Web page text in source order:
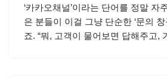
‘카카오채널’이라는 단어를 정말 자
은 분들이 이걸 그냥 단순한 ‘문의
죠. “뭐, 고객이 물어보면 답해주고,